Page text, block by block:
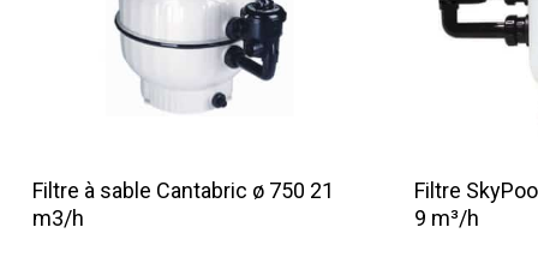
Lire La Suite
Filtre à sable Cantabric ø 750 21
m3/h
Filtre
9 m³/h